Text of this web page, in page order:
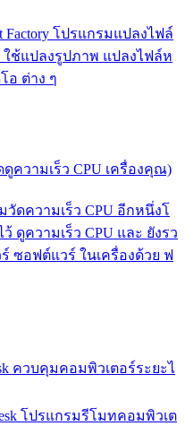
โปรแกรมแปลงไฟล์
ใช้แปลงรูปภาพ แปลงไฟล์ห
อ ต่าง ๆ
ดูความเร็ว CPU เครื่องคุณ)
ดความเร็ว CPU อีกหนึ่งโ
ดูความเร็ว CPU และ ยังรว
ซอฟต์แวร์ ในเครื่องด้วย ฟ
ควบคุมคอมพิวเตอร์ระยะไ
โปรแกรมรีโมทคอมพิวเต